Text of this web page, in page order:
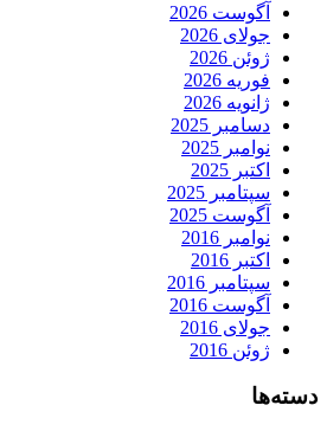
آگوست 2026
جولای 2026
ژوئن 2026
فوریه 2026
ژانویه 2026
دسامبر 2025
نوامبر 2025
اکتبر 2025
سپتامبر 2025
آگوست 2025
نوامبر 2016
اکتبر 2016
سپتامبر 2016
آگوست 2016
جولای 2016
ژوئن 2016
دسته‌ها